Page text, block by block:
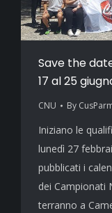
Save the
17 al 25
CNU By
Iniziano le
lunedì 27
pubblicati i
dei Campionati
terranno a